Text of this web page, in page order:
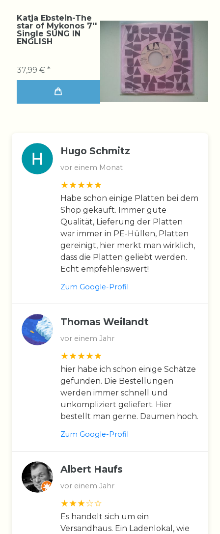
Katja Ebstein-The
star of Mykonos 7''
Single SUNG IN
ENGLISH
37,99 € *
Hugo Schmitz
vor einem Monat
Habe schon einige Platten bei dem
Shop gekauft. Immer gute
Qualität, Lieferung der Platten
war immer in PE-Hüllen, Platten
gereinigt, hier merkt man wirklich,
dass die Platten geliebt werden.
Echt empfehlenswert!
Zum Google-Profil
Thomas Weilandt
vor einem Jahr
hier habe ich schon einige Schätze
gefunden. Die Bestellungen
werden immer schnell und
unkompliziert geliefert. Hier
bestellt man gerne. Daumen hoch.
Zum Google-Profil
Albert Haufs
vor einem Jahr
Es handelt sich um ein
Versandhaus. Ein Ladenlokal, wie